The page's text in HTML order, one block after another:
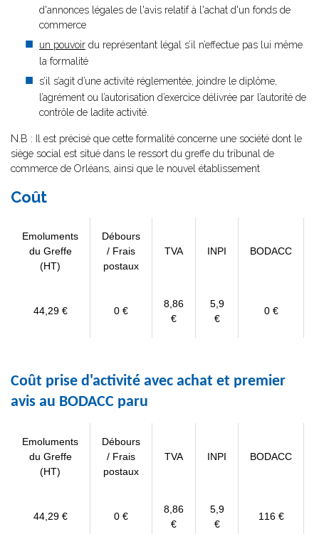
d'annonces légales de l'avis relatif à l'achat d'un fonds de
commerce
un pouvoir du représentant légal s’il n’effectue pas lui même
la formalité
s’il s’agit d’une activité réglementée, joindre le diplôme,
l’agrément ou l’autorisation d’exercice délivrée par l’autorité de
contrôle de ladite activité.
N.B : Il est précisé que cette formalité concerne une société dont le
siège social est situé dans le ressort du greffe du tribunal de
commerce de Orléans, ainsi que le nouvel établissement
Coût
Emoluments
du Greffe
(HT)
Débours
/ Frais
postaux
TVA INPI BODACC
44,29 € 0 €
8,86
€
5,9
€
0 €
Coût prise d'activité avec achat et premier
avis au BODACC paru
Emoluments
du Greffe
(HT)
Débours
/ Frais
postaux
TVA INPI BODACC
44,29 € 0 €
8,86
€
5,9
€
116 €